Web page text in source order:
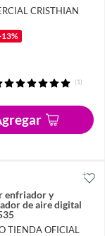
CRISTHIAN
(1)
enfriador y
de aire digital
TIENDA OFICIAL